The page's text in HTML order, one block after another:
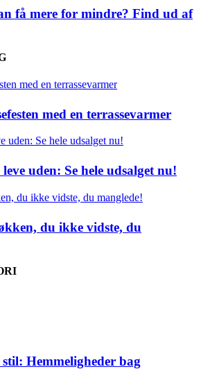
få mere for mindre? Find ud af
med en terrassevarmer
uden: Se hele udsalget nu!
du ikke vidste, du
Hemmeligheder bag